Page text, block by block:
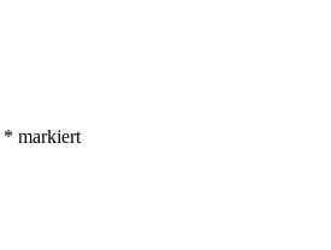
* markiert